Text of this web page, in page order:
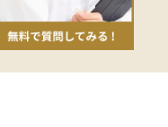
いでしょう。
る際は、売却
ト、流動性リ